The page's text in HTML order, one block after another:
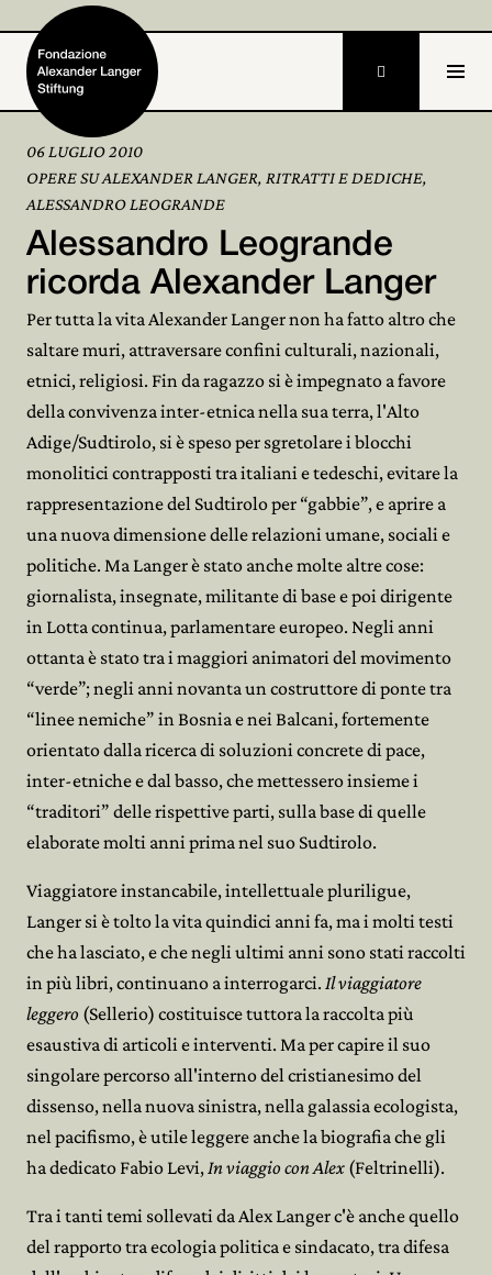
Home
Fondazione
Attività e progetti
Alexander Langer
Archivio
Partecipa

06 LUGLIO 2010
OPERE SU ALEXANDER LANGER, RITRATTI E DEDICHE,
ALESSANDRO LEOGRANDE
Alessandro Leogrande
ricorda Alexander Langer
Per tutta la vita Alexander Langer non ha fatto altro che
saltare muri, attraversare confini culturali, nazionali,
etnici, religiosi. Fin da ragazzo si è impegnato a favore
della convivenza inter-etnica nella sua terra, l'Alto
Adige/Sudtirolo, si è speso per sgretolare i blocchi
monolitici contrapposti tra italiani e tedeschi, evitare la
rappresentazione del Sudtirolo per “gabbie”, e aprire a
una nuova dimensione delle relazioni umane, sociali e
politiche. Ma Langer è stato anche molte altre cose:
giornalista, insegnate, militante di base e poi dirigente
in Lotta continua, parlamentare europeo. Negli anni
ottanta è stato tra i maggiori animatori del movimento
“verde”; negli anni novanta un costruttore di ponte tra
“linee nemiche” in Bosnia e nei Balcani, fortemente
orientato dalla ricerca di soluzioni concrete di pace,
inter-etniche e dal basso, che mettessero insieme i
“traditori” delle rispettive parti, sulla base di quelle
elaborate molti anni prima nel suo Sudtirolo.
Viaggiatore instancabile, intellettuale pluriligue,
Langer si è tolto la vita quindici anni fa, ma i molti testi
che ha lasciato, e che negli ultimi anni sono stati raccolti
in più libri, continuano a interrogarci. Il viaggiatore
leggero (Sellerio) costituisce tuttora la raccolta più
esaustiva di articoli e interventi. Ma per capire il suo
singolare percorso all'interno del cristianesimo del
dissenso, nella nuova sinistra, nella galassia ecologista,
nel pacifismo, è utile leggere anche la biografia che gli
ha dedicato Fabio Levi,In viaggio con Alex (Feltrinelli).
Tra i tanti temi sollevati da Alex Langer c'è anche quello
del rapporto tra ecologia politica e sindacato, tra difesa